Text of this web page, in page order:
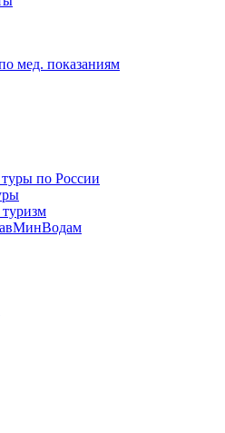
мед. показаниям
по России